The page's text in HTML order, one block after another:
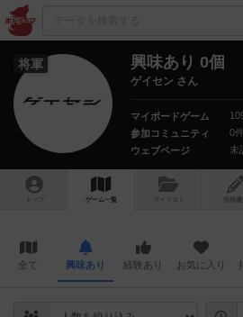
将軍 興味あり 0個
ゲイセン さん
マイボードゲーム
参加コミュニティ
0件
ウェブページ
未
トップ ゲーム一覧 マイリスト 投稿履
全て 興味あり 経験あり お気に入り